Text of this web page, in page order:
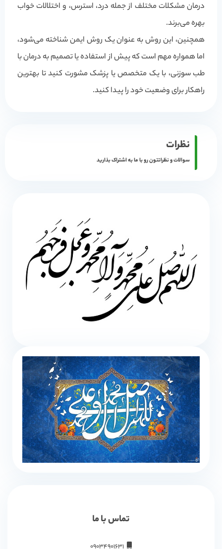
درمان مشکلات مختلف از جمله درد، استرس، و اختلالات خواب
بهره می‌برند.
همچنین، این روش به عنوان یک روش ایمن شناخته می‌شود،
اما همواره مهم است که پیش از استفاده یا تصمیم به درمان با
طب سوزنی، با یک متخصص یا پزشک مشورت کنید تا بهترین
راهکار برای وضعیت خود را پیدا کنید.
نظرات
سوالات و نظراتتون رو با ما به اشتراک بذارید
تماس با ما